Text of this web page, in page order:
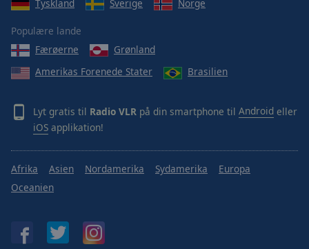
Tyskland
Sverige Norge
Populære lande
Færøerne
Grønland
Amerikas Forenede Stater
Brasilien
Lyt gratis til Radio VLR på din smartphone til Android eller
iOS applikation!
Afrika Asien Nordamerika Sydamerika
Europa
Oceanien